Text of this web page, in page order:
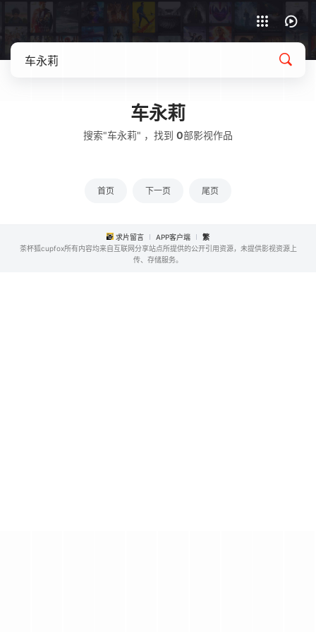
车永莉
搜索"车永莉" ，找到 0部影视作品
首页 下一页 尾页
求片留言 APP客户端
繁
茶杯狐cupfox所有内容均来自互联网分享站点所提供的公开引用资源，未提供影视资源上
传、存储服务。